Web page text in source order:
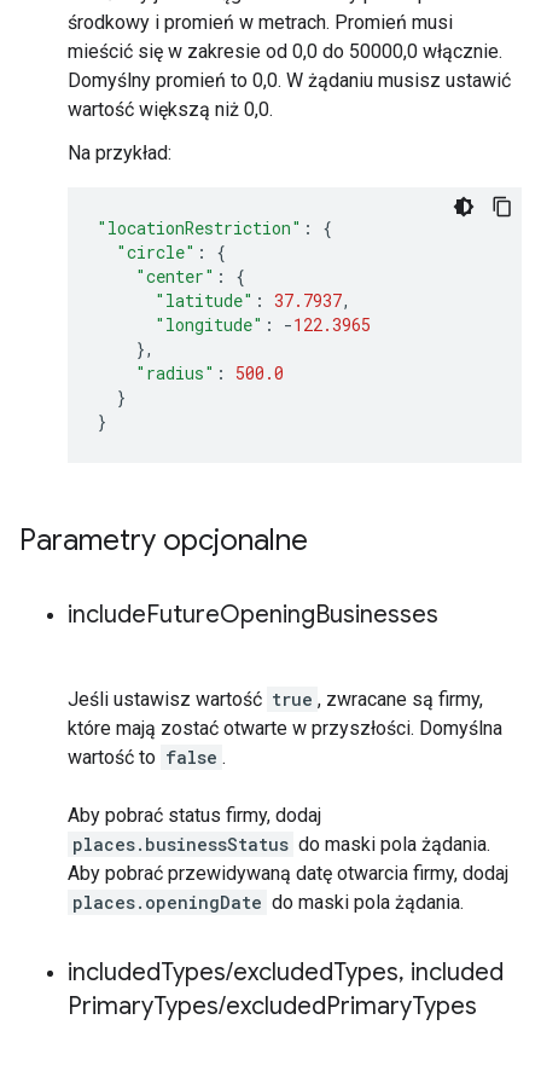
środkowy i promień w metrach. Promień musi
mieścić się w zakresie od 0,0 do 50000,0 włącznie.
Domyślny promień to 0,0. W żądaniu musisz ustawić
wartość większą niż 0,0.
Na przykład:
"locationRestriction" :
{
"circle" :
{
"center" :
{
"latitude" : 37.7937,
"longitude" : -122.3965
},
"radius" :
500.0
}
}
Parametry opcjonalne
includeFutureOpeningBusinesses
Jeśli ustawisz wartość true , zwracane są firmy,
które mają zostać otwarte w przyszłości. Domyślna
wartość to false .
Aby pobrać status firmy, dodaj
places.businessStatus do maski pola żądania.
Aby pobrać przewidywaną datę otwarcia firmy, dodaj
places.openingDate do maski pola żądania.
includedTypes/excludedTypes, included
PrimaryTypes/excludedPrimaryTypes